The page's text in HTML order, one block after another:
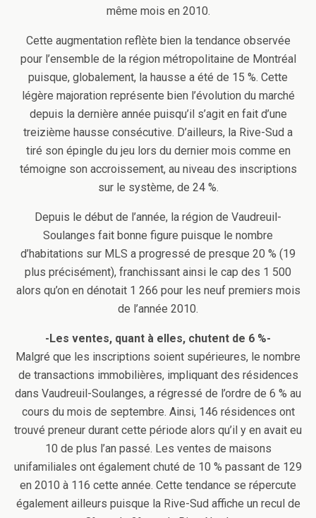
même mois en 2010.
Cette augmentation reflète bien la tendance observée
pour l’ensemble de la région métropolitaine de Montréal
puisque, globalement, la hausse a été de 15 %. Cette
légère majoration représente bien l’évolution du marché
depuis la dernière année puisqu’il s’agit en fait d’une
treizième hausse consécutive. D’ailleurs, la Rive-Sud a
tiré son épingle du jeu lors du dernier mois comme en
témoigne son accroissement, au niveau des inscriptions
sur le système, de 24 %.
Depuis le début de l’année, la région de Vaudreuil-
Soulanges fait bonne figure puisque le nombre
d’habitations sur MLS a progressé de presque 20 % (19
plus précisément), franchissant ainsi le cap des 1 500
alors qu’on en dénotait 1 266 pour les neuf premiers mois
de l’année 2010.
-Les ventes, quant à elles, chutent de 6 %-
Malgré que les inscriptions soient supérieures, le nombre
de transactions immobilières, impliquant des résidences
dans Vaudreuil-Soulanges, a régressé de l’ordre de 6 % au
cours du mois de septembre. Ainsi, 146 résidences ont
trouvé preneur durant cette période alors qu’il y en avait eu
10 de plus l’an passé. Les ventes de maisons
unifamiliales ont également chuté de 10 % passant de 129
en 2010 à 116 cette année. Cette tendance se répercute
également ailleurs puisque la Rive-Sud affiche un recul de